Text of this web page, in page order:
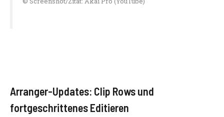
Arranger-Updates: Clip Rows und
fortgeschrittenes Editieren